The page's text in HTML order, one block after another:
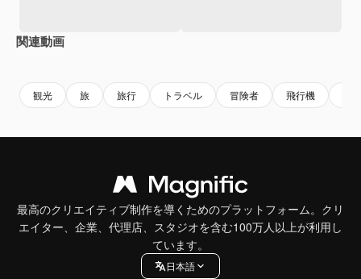
関連動画
観光 旅 旅行 トラベル 冒険者 飛行機
最高のクリエイティブ制作を導くためのプラットフォーム。クリ
エイター、企業、代理店、スタジオを含む100万人以上が利用し
ています。
日本語